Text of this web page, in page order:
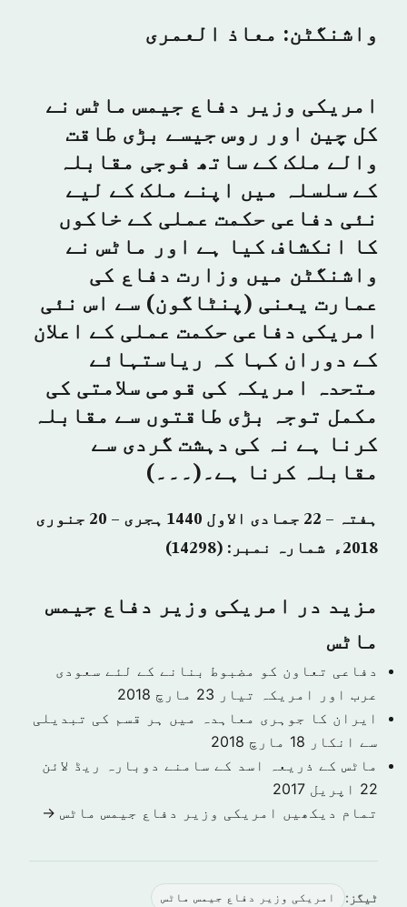
واشنگٹن: معاذ العمری
امریکی وزیر دفاع جیمس ماٹس نے
کل چین اور روس جیسے بڑی طاقت
والے ملک کے ساتھ فوجی مقابلہ
کے سلسلہ میں اپنے ملک کے لیے
نئی دفاعی حکمت عملی کے خاکوں
کا انکشاف کیا ہے اور ماٹس نے
واشنگٹن میں وزارت دفاع کی
عمارت یعنی (پنٹاگون) سے اس نئی
امریکی دفاعی حکمت عملی کے اعلان
کے دوران کہا کہ ریاستہائے
متحدہ امریکہ کی قومی سلامتی کی
مکمل توجہ بڑی طاقتوں سے مقابلہ
کرنا ہے نہ کی دہشت گردی سے
مقابلہ کرنا ہے۔(۔۔۔)
ہفتہ – 22 جمادی الاول 1440 ہجری – 20 جنوری
2018ء شمارہ نمبر: (14298)
مزید در امریکی وزیر دفاع جیمس
ماٹس
دفاعی تعاون کو مضبوط بنانے کے لئے سعودی
عرب اور امریکہ تیار 23 مارچ 2018
ایران کا جوہری معاہدہ میں ہر قسم کی تبدیلی
سے انکار 18 مارچ 2018
ماٹس کے ذریعہ اسد کے سامنے دوبارہ ریڈ لائن
22 اپریل 2017
تمام دیکھیں امریکی وزیر دفاع جیمس ماٹس →
ٹیگز: امریکی وزیر دفاع جیمس ماٹس